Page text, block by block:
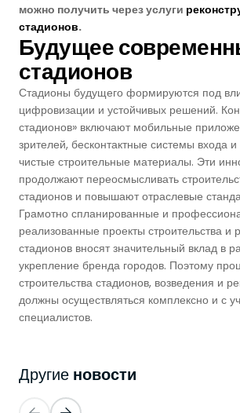
можно получить через услуги
стадионов.
Будущее
стадионов
Стадионы будущего формируются под
цифровизации и устойчивых решений.
стадионов» включают мобильные
зрителей, бесконтактные системы входа и
чистые строительные материалы. Эти
продолжают переосмысливать
стадионов и повышают отраслевые
Грамотно спланированные и
реализованные проекты строительства и
стадионов вносят значительный вклад в
укрепление бренда городов. Поэтому
строительства стадионов, возведения и
должны осуществляться комплексно и с
специалистов.
Другие новости